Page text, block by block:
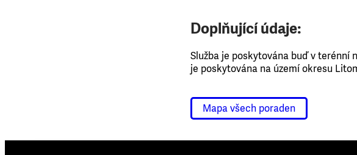
Doplňující údaje:
Služba je poskytována buď v terénní
je poskytována na území okresu
Mapa všech poraden